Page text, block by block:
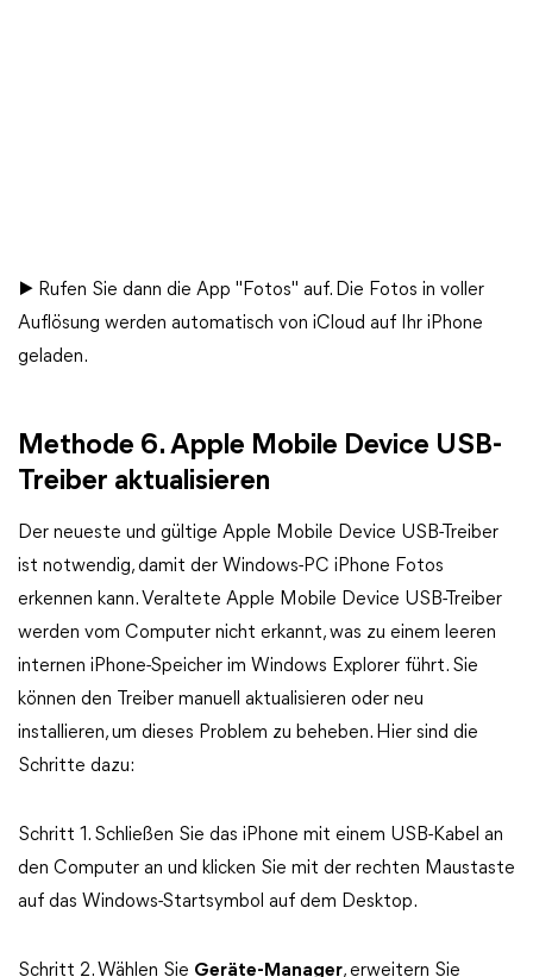
▶ Rufen Sie dann die App "Fotos" auf. Die Fotos in voller
Auflösung werden automatisch von iCloud auf Ihr iPhone
geladen.
Methode 6. Apple Mobile Device USB-
Treiber aktualisieren
Der neueste und gültige Apple Mobile Device USB-Treiber
ist notwendig, damit der Windows-PC iPhone Fotos
erkennen kann. Veraltete Apple Mobile Device USB-Treiber
werden vom Computer nicht erkannt, was zu einem leeren
internen iPhone-Speicher im Windows Explorer führt. Sie
können den Treiber manuell aktualisieren oder neu
installieren, um dieses Problem zu beheben. Hier sind die
Schritte dazu:
Schritt 1. Schließen Sie das iPhone mit einem USB-Kabel an
den Computer an und klicken Sie mit der rechten Maustaste
auf das Windows-Startsymbol auf dem Desktop.
Schritt 2. Wählen Sie Geräte-Manager, erweitern Sie